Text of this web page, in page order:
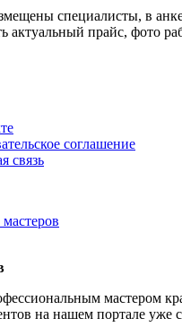
специалисты, в
актуальный прайс, фото
соглашение
связь
мастером
на нашем портале уже